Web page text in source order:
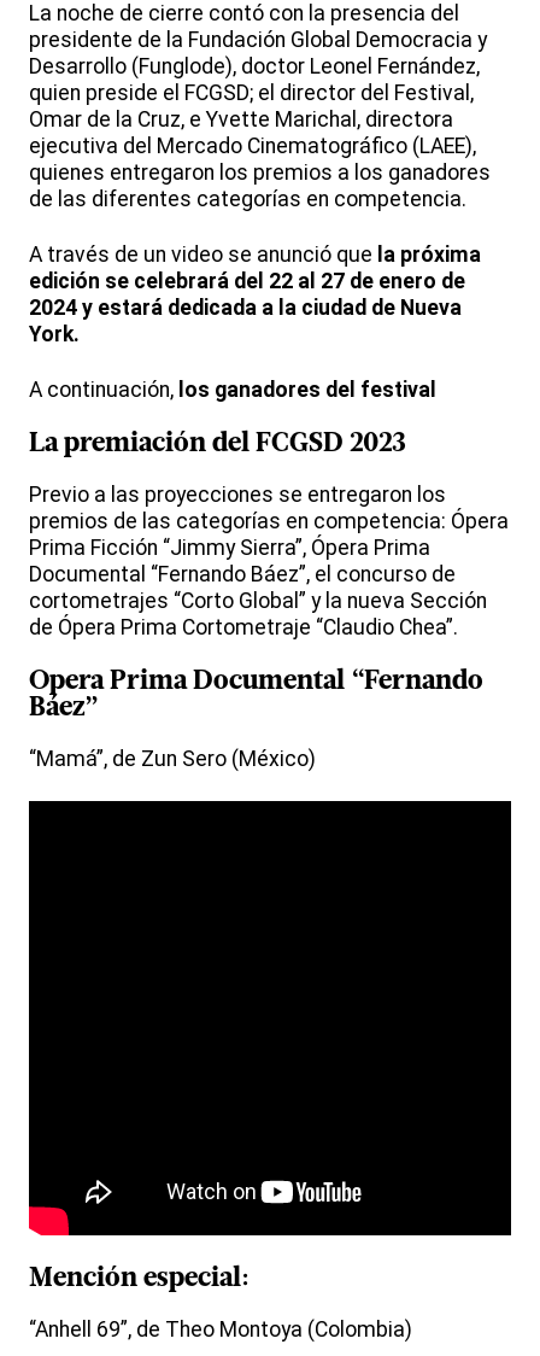
La noche de cierre contó con la presencia del
presidente de la Fundación Global Democracia y
Desarrollo (Funglode), doctor Leonel Fernández,
quien preside el FCGSD; el director del Festival,
Omar de la Cruz, e Yvette Marichal, directora
ejecutiva del Mercado Cinematográfico (LAEE),
quienes entregaron los premios a los ganadores
de las diferentes categorías en competencia.
A través de un video se anunció que la próxima
edición se celebrará del 22 al 27 de enero de
2024 y estará dedicada a la ciudad de Nueva
York.
A continuación, los ganadores del festival
La premiación del FCGSD 2023
Previo a las proyecciones se entregaron los
premios de las categorías en competencia: Ópera
Prima Ficción “Jimmy Sierra”, Ópera Prima
Documental “Fernando Báez”, el concurso de
cortometrajes “Corto Global” y la nueva Sección
de Ópera Prima Cortometraje “Claudio Chea”.
Opera Prima Documental “Fernando
Báez”
“Mamá”, de Zun Sero (México)
Mención especial:
“Anhell 69”, de Theo Montoya (Colombia)